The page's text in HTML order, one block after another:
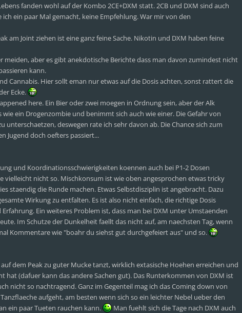
fanden wohl auf der Kombo 2CE+DXM statt. 2CB und DXM sind auch
ein paar Mal gemacht, keine Empfehlung. War mir von den
am Joint ziehen ist eine ganz feine Sache. Nikotin und DXM haben feine
meiden, aber es gibt anekdotische Berichte dass man davon zumindest nicht
kann.
Cannabis. Hier sollt eman nur etwas auf die Dosis achten, sonst rattert die
Ecke.
here. Ein Bier oder zwei moegen in Ordnung sein, aber der Alk
ein Drogenzombie und benimmt sich auch wie einer. Die Gefahr von
unterschaetzen, deswegen rate ich sehr davon ab. Die Chance sich zum
Jugend doch oefters passiert...
und Koordinationsschwierigkeiten koennen auch bei P1-2 Dosen
nicht so. Mischkonsum ist wie oben angesprochen etwas tricky
staendig die Runde machen. Etwas Selbstdisziplin ist angebracht. Dazu
Wirkung zu entfalten. Es ist also nicht einfach, die richtige Dosis
Ein weiteres Problem ist, dass man bei DXM unter Umstaenden
Im Schutze der Dunkelheit faellt das nicht auf, am naechsten Tag, wenn
Kommentare wie "boahr du siehst gut durchgefeiert aus" und so.
dem Peak zu guter Mucke tanzt, wirklich extasische Hoehen erreichen und
hat (dafuer kann das andere Sachen gut). Das Runterkommen von DXM ist
nicht so nachtragend. Ganz im Gegenteil mag ich das Coming down von
aufgeht, am besten wenn sich so ein leichter Nebel ueber den
ein paar Tueten rauchen kann.
Man fuehlt sich die Tage nach DXM auch